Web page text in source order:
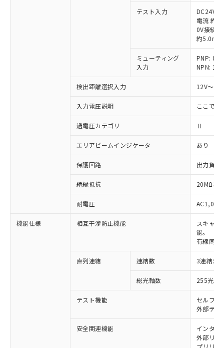
テスト入力
DC24V
電流 約
0V接続
約5.0mA
ミューティング
入力
PNP: 0V
NPN: 1/
検出距離選択入力 12V～Vs
入力電圧説明 ここでの
過電圧カテゴリ Ⅱ
エリアビームインジケータ あり
保護回路 出力負荷
絶縁抵抗 20MΩ以
耐電圧
機能仕様 相互干渉防止機能
スキャ
能。
有線同期
直列連結 連結数 3連結ま
総光軸数 255光軸
テスト機能
セルフテ
外部テス
安全関連機能
インター
外部リレ
プリリセ
ご利用条件
※1 対応状況
対応済み：EU RoHS指令（10物質）の
非含有に対応した製品が提供可能な商品で
有に対応した製品に切り替える予定のある